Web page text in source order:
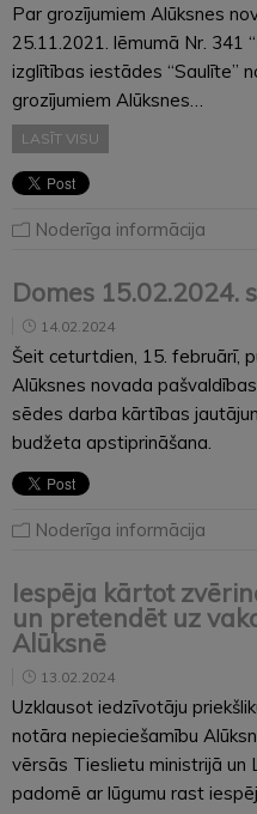
Par grozījumiem Alūksnes
25.11.2021. lēmumā Nr. 341
izglītības iestādes “Saulīte”
grozījumiem Alūksnes…
LASĪT VISU
Noderīga informācija
Domes 15.02.2024.
14.02.2024
Šeit ceturtdien, 15. februārī,
Alūksnes novada
sēdes darba kārtības
budžeta apstiprināšana.
Noderīga informācija
Iespēja kārtot
un pretendēt uz
Alūksnē
13.02.2024
Uzklausot iedzīvotāju
notāra nepieciešamību
vērsās Tieslietu ministrijā un
padomē ar lūgumu rast